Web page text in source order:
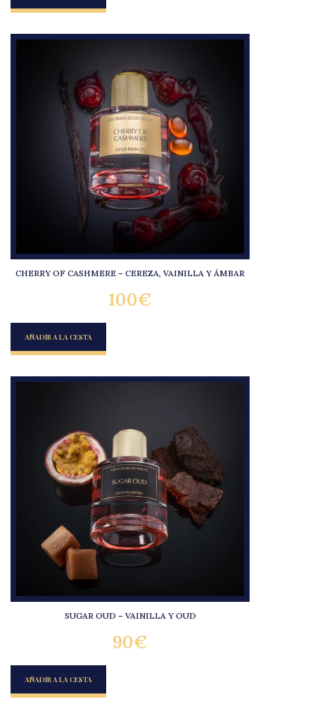
CHERRY OF CASHMERE – CEREZA, VAINILLA Y ÁMBAR
100€
AÑADIR A LA CESTA
SUGAR OUD – VAINILLA Y OUD
90€
AÑADIR A LA CESTA